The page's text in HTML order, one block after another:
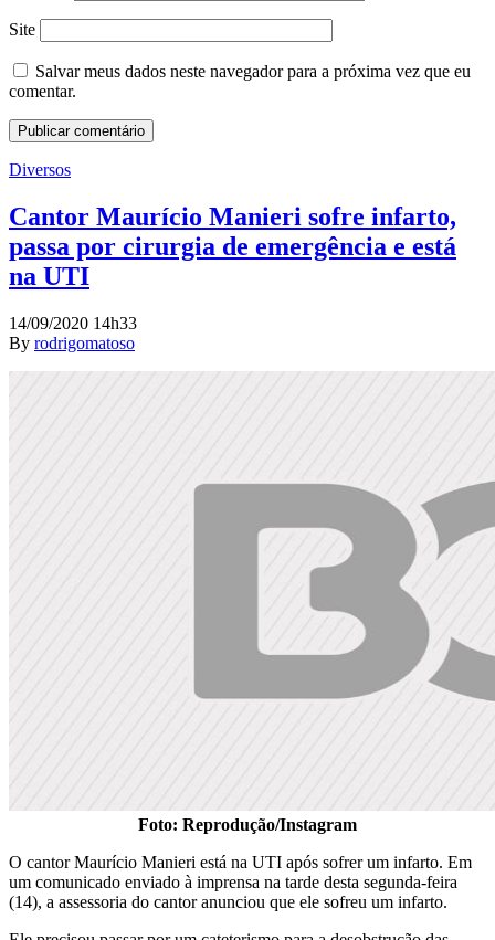
Site
Salvar meus dados neste navegador para a próxima vez que eu
comentar.
Diversos
Cantor Maurício Manieri sofre infarto,
passa por cirurgia de emergência e está
na UTI
14/09/2020 14h33
By rodrigomatoso
Foto: Reprodução/Instagram
O cantor Maurício Manieri está na UTI após sofrer um infarto. Em
um comunicado enviado à imprensa na tarde desta segunda-feira
(14), a assessoria do cantor anunciou que ele sofreu um infarto.